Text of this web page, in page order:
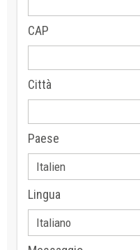
CAP
Città
Paese
Lingua